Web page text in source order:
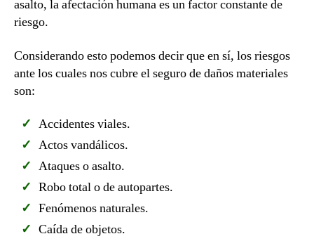
asalto, la afectación humana es un factor constante de
riesgo.
Considerando esto podemos decir que en sí, los riesgos
ante los cuales nos cubre el seguro de daños materiales
son:
Accidentes viales.
Actos vandálicos.
Ataques o asalto.
Robo total o de autopartes.
Fenómenos naturales.
Caída de objetos.